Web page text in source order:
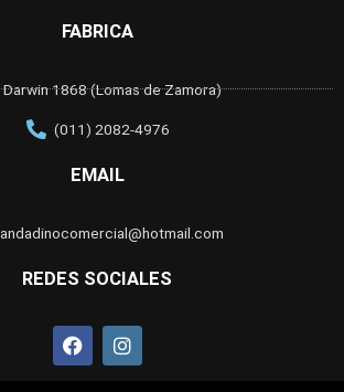
FABRICA
Darwin 1868 (Lomas de Zamora)
(011) 2082-4976
EMAIL
andadinocomercial@hotmail.com
REDES SOCIALES
F
a
I
n